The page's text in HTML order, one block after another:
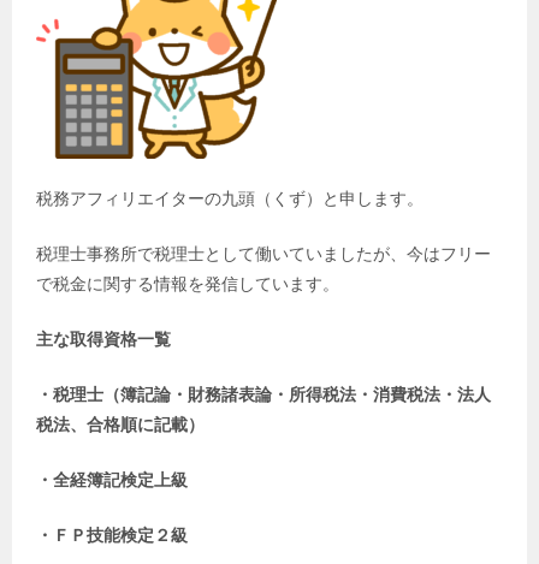
税務アフィリエイターの九頭（くず）と申します。
税理士事務所で税理士として働いていましたが、今はフリー
で税金に関する情報を発信しています。
主な取得資格一覧
・税理士（簿記論・財務諸表論・所得税法・消費税法・法人
税法、合格順に記載）
・全経簿記検定上級
・ＦＰ技能検定２級